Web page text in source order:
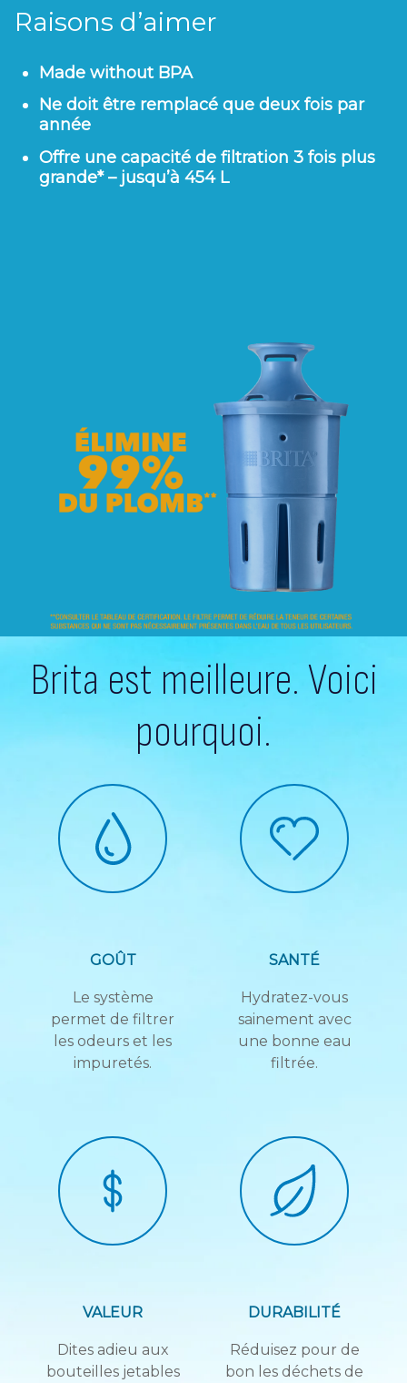
Raisons d’aimer
Made without BPA
Ne doit être remplacé que deux fois par
année
Offre une capacité de filtration 3 fois plus
grande* – jusqu’à 454 L
Brita est meilleure. Voici
pourquoi.
GOÛT
Le système
permet de filtrer
les odeurs et les
impuretés.
SANTÉ
Hydratez-vous
sainement avec
une bonne eau
filtrée.
VALEUR
Dites adieu aux
bouteilles jetables
DURABILITÉ
Réduisez pour de
bon les déchets de